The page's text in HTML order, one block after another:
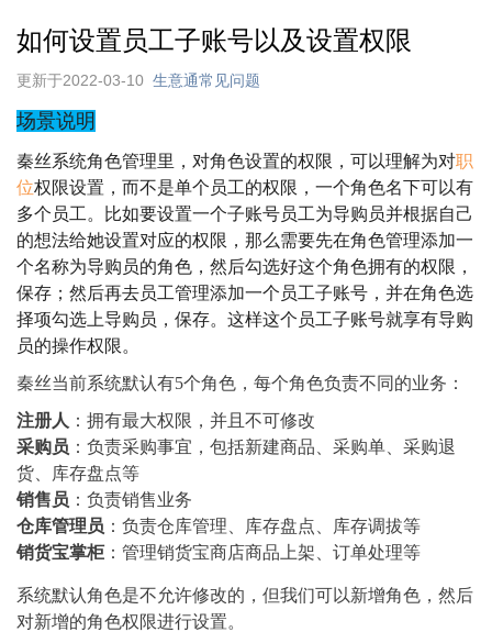
如何设置员工子账号以及设置权限
更新于2022-03-10 生意通常见问题
场景说明
秦丝系统角色管理里，对角色设置的权限，可以理解为对职
位权限设置，而不是单个员工的权限，一个角色名下可以有
多个员工。比如要设置一个子账号员工为导购员并根据自己
的想法给她设置对应的权限，那么需要先在角色管理添加一
个名称为导购员的角色，然后勾选好这个角色拥有的权限，
保存；然后再去员工管理添加一个员工子账号，并在角色选
择项勾选上导购员，保存。这样这个员工子账号就享有导购
员的操作权限。
秦丝当前系统默认有5个角色，每个角色负责不同的业务：
注册人 ：拥有最大权限，并且不可修改
采购员 ：负责采购事宜，包括新建商品、采购单、采购退
货、库存盘点等
销售员 ：负责销售业务
仓库管理员 ：负责仓库管理、库存盘点、库存调拔等
销货宝掌柜：管理销货宝商店商品上架、订单处理等
系统默认角色是不允许修改的，但我们可以新增角色，然后
对新增的角色权限进行设置。